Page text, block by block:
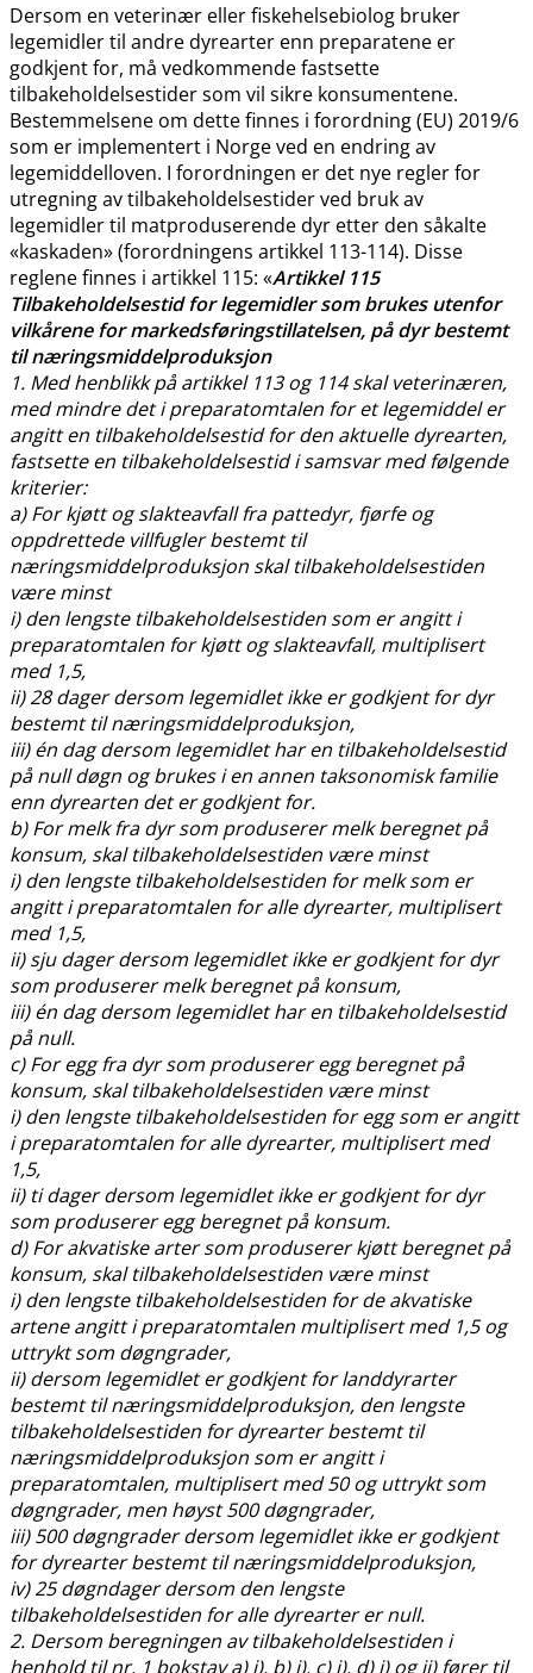
Dersom en veterinær eller fiskehelsebiolog bruker
legemidler til andre dyrearter enn preparatene er
godkjent for, må vedkommende fastsette
tilbakeholdelsestider som vil sikre konsumentene.
Bestemmelsene om dette finnes i forordning (EU) 2019/6
som er implementert i Norge ved en endring av
legemiddelloven. I forordningen er det nye regler for
utregning av tilbakeholdelsestider ved bruk av
legemidler til matproduserende dyr etter den såkalte
«kaskaden» (forordningens artikkel 113-114). Disse
reglene finnes i artikkel 115: «Artikkel 115
Tilbakeholdelsestid for legemidler som brukes utenfor
vilkårene for markedsføringstillatelsen, på dyr bestemt
til næringsmiddelproduksjon
1. Med henblikk på artikkel 113 og 114 skal veterinæren,
med mindre det i preparatomtalen for et legemiddel er
angitt en tilbakeholdelsestid for den aktuelle dyrearten,
fastsette en tilbakeholdelsestid i samsvar med følgende
kriterier:
a) For kjøtt og slakteavfall fra pattedyr, fjørfe og
oppdrettede villfugler bestemt til
næringsmiddelproduksjon skal tilbakeholdelsestiden
være minst
i) den lengste tilbakeholdelsestiden som er angitt i
preparatomtalen for kjøtt og slakteavfall, multiplisert
med 1,5,
ii) 28 dager dersom legemidlet ikke er godkjent for dyr
bestemt til næringsmiddelproduksjon,
iii) én dag dersom legemidlet har en tilbakeholdelsestid
på null døgn og brukes i en annen taksonomisk familie
enn dyrearten det er godkjent for.
b) For melk fra dyr som produserer melk beregnet på
konsum, skal tilbakeholdelsestiden være minst
i) den lengste tilbakeholdelsestiden for melk som er
angitt i preparatomtalen for alle dyrearter, multiplisert
med 1,5,
ii) sju dager dersom legemidlet ikke er godkjent for dyr
som produserer melk beregnet på konsum,
iii) én dag dersom legemidlet har en tilbakeholdelsestid
på null.
c) For egg fra dyr som produserer egg beregnet på
konsum, skal tilbakeholdelsestiden være minst
i) den lengste tilbakeholdelsestiden for egg som er angitt
i preparatomtalen for alle dyrearter, multiplisert med
1,5,
ii) ti dager dersom legemidlet ikke er godkjent for dyr
som produserer egg beregnet på konsum.
d) For akvatiske arter som produserer kjøtt beregnet på
konsum, skal tilbakeholdelsestiden være minst
i) den lengste tilbakeholdelsestiden for de akvatiske
artene angitt i preparatomtalen multiplisert med 1,5 og
uttrykt som døgngrader,
ii) dersom legemidlet er godkjent for landdyrarter
bestemt til næringsmiddelproduksjon, den lengste
tilbakeholdelsestiden for dyrearter bestemt til
næringsmiddelproduksjon som er angitt i
preparatomtalen, multiplisert med 50 og uttrykt som
døgngrader, men høyst 500 døgngrader,
iii) 500 døgngrader dersom legemidlet ikke er godkjent
for dyrearter bestemt til næringsmiddelproduksjon,
iv) 25 døgndager dersom den lengste
tilbakeholdelsestiden for alle dyrearter er null.
2. Dersom beregningen av tilbakeholdelsestiden i
henhold til nr. 1 bokstav a) i), b) i), c) i), d) i) og ii) fører til